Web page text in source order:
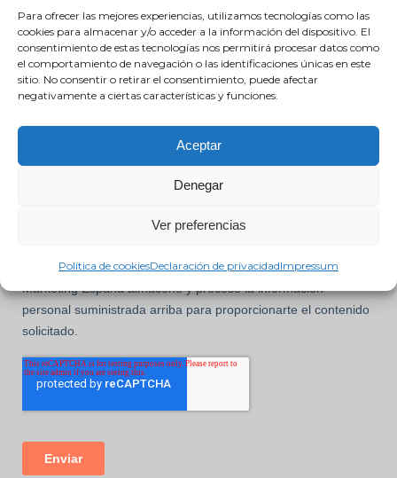
Para ofrecer las mejores experiencias, utilizamos tecnologías como las
cookies para almacenar y/o acceder a la información del dispositivo. El
consentimiento de estas tecnologías nos permitirá procesar datos como
el comportamiento de navegación o las identificaciones únicas en este
sitio. No consentir o retirar el consentimiento, puede afectar
negativamente a ciertas características y funciones.
Aceptar
Denegar
Ver preferencias
Política de cookiesDeclaración de privacidadImpressum